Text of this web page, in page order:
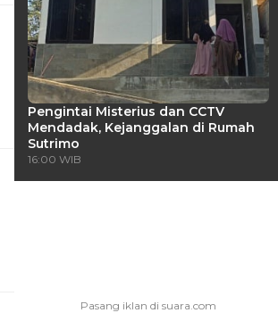
Pengintai Misterius dan CCTV
Mendadak, Kejanggalan di Rumah
Sutrimo
16:00 WIB